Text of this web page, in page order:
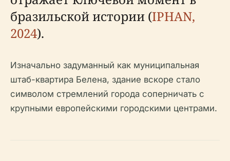
бразильской истории (IPHAN,
2024).
Изначально задуманный как муниципальная
штаб-квартира Белена, здание вскоре стало
символом стремлений города соперничать с
крупными европейскими городскими центрами.